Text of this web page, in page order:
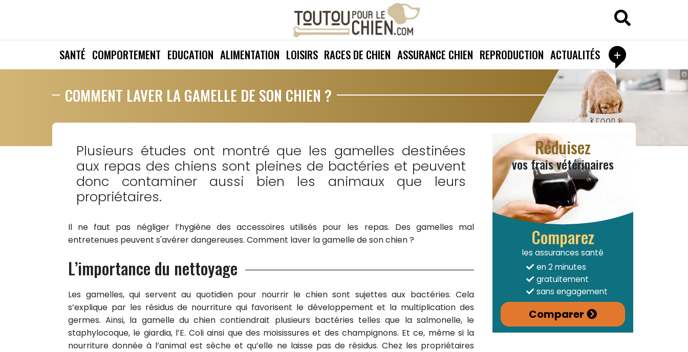
SANTÉ COMPORTEMENT EDUCATION ALIMENTATION LOISIRS RACES DE CHIEN ASSURANCE CHIEN REPRODUCTION ACTUALITÉS +
COMMENT LAVER LA GAMELLE DE SON CHIEN ?
©
Plusieurs études ont montré que les gamelles destinées
aux repas des chiens sont pleines de bactéries et peuvent
donc contaminer aussi bien les animaux que leurs
propriétaires.
Il ne faut pas négliger l’hygiène des accessoires utilisés pour les repas. Des gamelles mal
entretenues peuvent s'avérer dangereuses. Comment laver la gamelle de son chien ?
L’importance du nettoyage
Les gamelles, qui servent au quotidien pour nourrir le chien sont sujettes aux bactéries. Cela
s’explique par les résidus de nourriture qui favorisent le développement et la multiplication des
germes. Ainsi, la gamelle du chien contiendrait plusieurs bactéries telles que la salmonelle, le
staphylocoque, le giardia, l’E. Coli ainsi que des moisissures et des champignons. Et ce, même si la
nourriture donnée à l’animal est sèche et qu’elle ne laisse pas de résidus. Chez les propriétaires
Réduisez
vos frais vétérinaires
Comparez
les assurances santé
en 2 minutes
gratuitement
sans engagement
Comparer